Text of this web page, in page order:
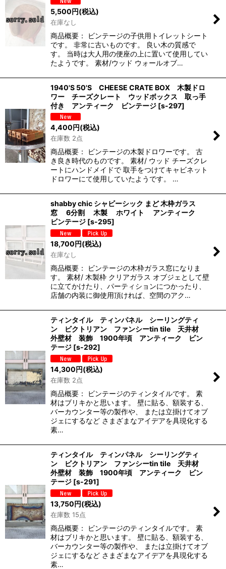
5,500円(税込)
在庫なし
商品概要： ビンテージの子供用トイレットシート
です。 非常に古いものです。 良い木の質感で
す。 当時は大人用の便座の上に置いて使用してい
たようです。 素材/ウッド ウォールオブ…
1940'S 50'S CHEESE CRATE BOX 木製ドロ
ワー チーズクレート ウッドボックス 取っ手
付き アンティーク ビンテージ [s-297]
4,400 円(税込)
在庫数 2点
商品概要： ビンテージの木製ドロワーです。 古
き良き時代のものです。 素材/ ウッド チーズクレ
ートにハンドメイドで 取手をつけてキャビネット
ドロワーにて使用していたようです。 …
shabby chic シャビーシック まど 木枠ガラス
窓 6分割 木製 ホワイト アンティーク
ビンテージ [s-295]
18,700円(税込)
在庫なし
商品概要： ビンテージの木枠ガラス窓になりま
す。 素材/ 木製枠 クリアガラス オブジェとして壁
に立てかけたり、パーティションにつかったり、
店舗の内装に御使用頂ければ、空間のアク…
ティンタイル ティンパネル シーリングティ
ン ビクトリアン ファンシーtin tile 天井材
外壁材 装飾 1900年頃 アンティーク ビン
テージ [s-292]
14,300円(税込)
在庫数 2点
商品概要： ビンテージのティンタイルです。 素
材はブリキかと思います。 壁に貼る、額装する、
バーカウンター等の製作や、 または立掛けてオブ
ジェにするなど さまざまなアイデアを具現化する
素…
ティンタイル ティンパネル シーリングティ
ン ビクトリアン ファンシーtin tile 天井材
外壁材 装飾 1900年頃 アンティーク ビン
テージ [s-291]
13,750円(税込)
在庫数 15点
商品概要： ビンテージのティンタイルです。 素
材はブリキかと思います。 壁に貼る、額装する、
バーカウンター等の製作や、 または立掛けてオブ
ジェにするなど さまざまなアイデアを具現化する
素…